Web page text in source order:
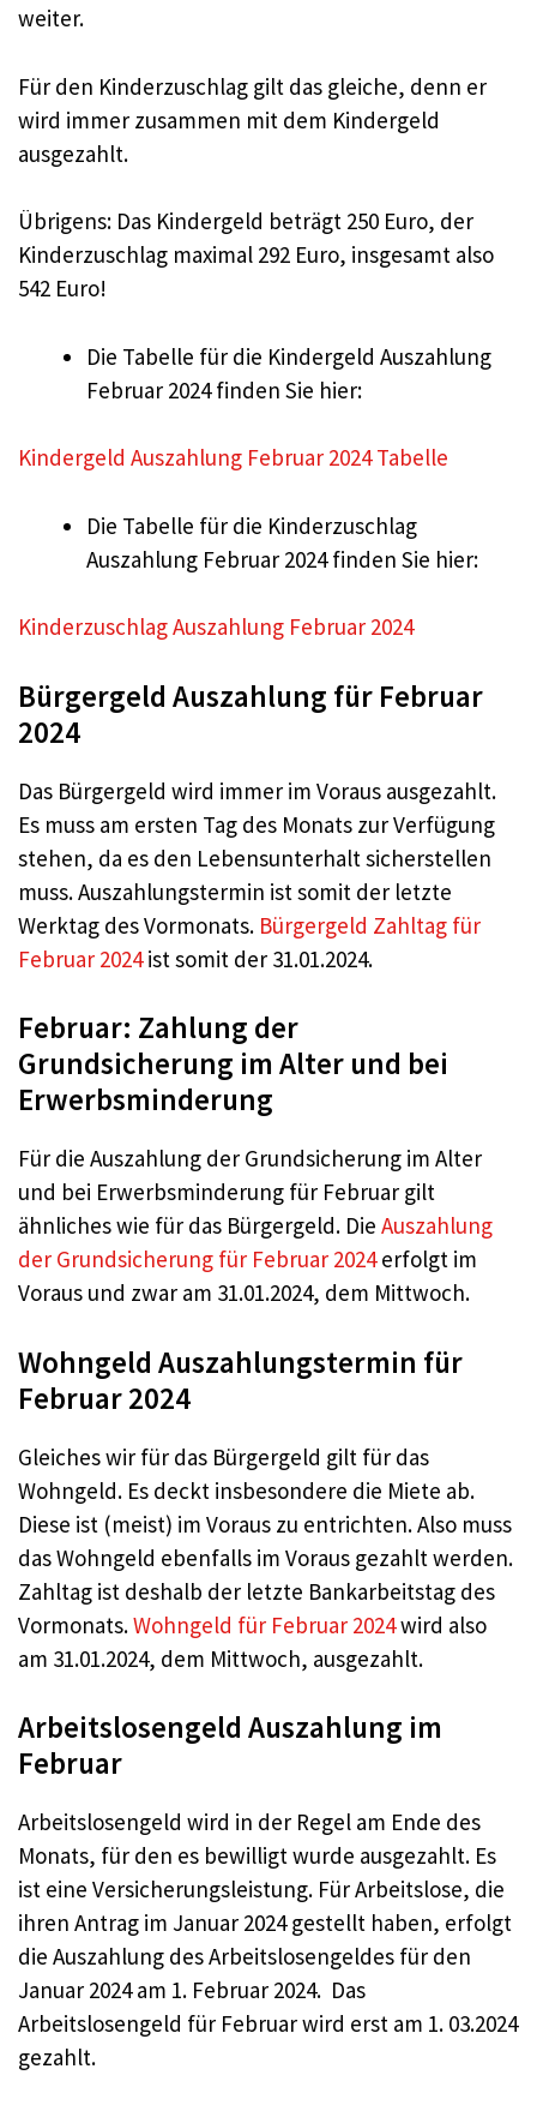
weiter.
Für den Kinderzuschlag gilt das gleiche, denn er
wird immer zusammen mit dem Kindergeld
ausgezahlt.
Übrigens: Das Kindergeld beträgt 250 Euro, der
Kinderzuschlag maximal 292 Euro, insgesamt also
542 Euro!
Die Tabelle für die Kindergeld Auszahlung
Februar 2024 finden Sie hier:
Kindergeld Auszahlung Februar 2024 Tabelle
Die Tabelle für die Kinderzuschlag
Auszahlung Februar 2024 finden Sie hier:
Kinderzuschlag Auszahlung Februar 2024
Bürgergeld Auszahlung für Februar
2024
Das Bürgergeld wird immer im Voraus ausgezahlt.
Es muss am ersten Tag des Monats zur Verfügung
stehen, da es den Lebensunterhalt sicherstellen
muss. Auszahlungstermin ist somit der letzte
Werktag des Vormonats. Bürgergeld Zahltag für
Februar 2024ist somit der 31.01.2024.
Februar: Zahlung der
Grundsicherung im Alter und bei
Erwerbsminderung
Für die Auszahlung der Grundsicherung im Alter
und bei Erwerbsminderung für Februar gilt
ähnliches wie für das Bürgergeld. Die Auszahlung
der Grundsicherung für Februar 2024erfolgt im
Voraus und zwar am 31.01.2024, dem Mittwoch.
Wohngeld Auszahlungstermin für
Februar 2024
Gleiches wir für das Bürgergeld gilt für das
Wohngeld. Es deckt insbesondere die Miete ab.
Diese ist (meist) im Voraus zu entrichten. Also muss
das Wohngeld ebenfalls im Voraus gezahlt werden.
Zahltag ist deshalb der letzte Bankarbeitstag des
Vormonats.Wohngeld für Februar 2024wird also
am 31.01.2024, dem Mittwoch, ausgezahlt.
Arbeitslosengeld Auszahlung im
Februar
Arbeitslosengeld wird in der Regel am Ende des
Monats, für den es bewilligt wurde ausgezahlt. Es
ist eine Versicherungsleistung. Für Arbeitslose, die
ihren Antrag im Januar 2024 gestellt haben, erfolgt
die Auszahlung des Arbeitslosengeldes für den
Januar 2024 am 1. Februar 2024. Das
Arbeitslosengeld für Februar wird erst am 1. 03.2024
gezahlt.